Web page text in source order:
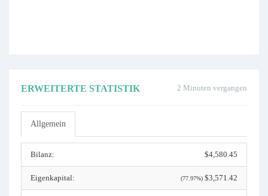
2 Minuten vergangen
ERWEITERTE STATISTIK
Allgemein
Bilanz: $4,580.45
Eigenkapital: (77.97%) $3,571.42